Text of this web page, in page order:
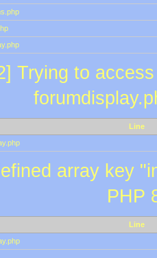
Trying to
Line
array key
PHP
Line